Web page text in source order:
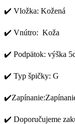
✔️ Vložka: Kožená
✔️ Vnútro: Koža
✔️ Podpätok: výška
✔️ Typ špičky: G
✔️ Doporučujeme